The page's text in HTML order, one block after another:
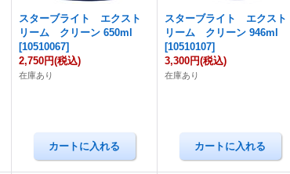
スターブライト エクスト
リーム クリーン 650ml
[10510067]
2,750円(税込)
在庫あり
スターブライト エクスト
リーム クリーン 946ml
[10510107]
3,300円(税込)
在庫あり